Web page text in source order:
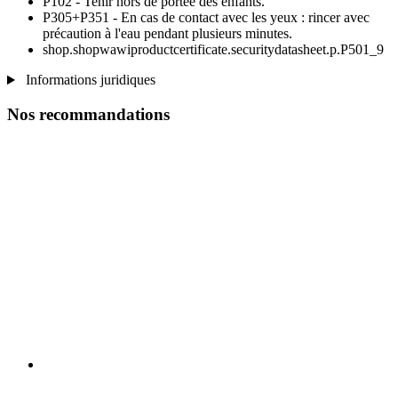
P305+P351 - En cas de contact avec les yeux : rincer avec
précaution à l'eau pendant plusieurs minutes.
shop.shopwawiproductcertificate.securitydatasheet.p.P501_9
Informations juridiques
Nos recommandations